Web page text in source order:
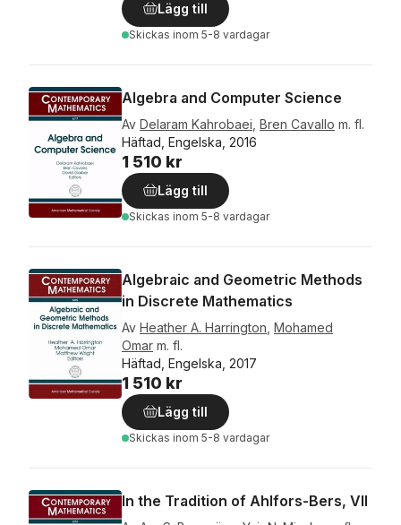
Lägg till
Skickas inom 5-8 vardagar
Algebra and Computer Science
Av Delaram Kahrobaei Bren Cavallo m. fl.
Häftad, Engelska, 2016
1 510 kr
Lägg till
Skickas inom 5-8 vardagar
Algebraic and Geometric Methods
in Discrete Mathematics
Av Heather A. Harrington Mohamed
Omar m. fl.
Häftad, Engelska, 2017
1 510 kr
Lägg till
Skickas inom 5-8 vardagar
In the Tradition of Ahlfors-Bers, VII